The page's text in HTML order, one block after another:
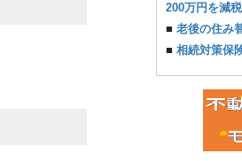
200万円を減
■老後の住み
■相続対策保